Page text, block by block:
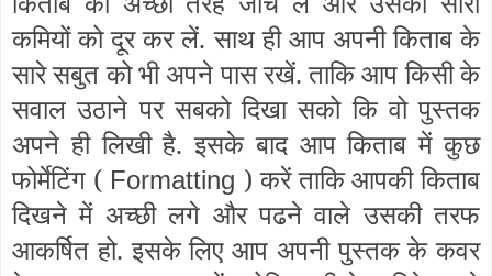
कमियों को दूर कर लें. साथ ही आप अपनी किताब के
सारे सबुत को भी अपने पास रखें. ताकि आप किसी के
सवाल उठाने पर सबको दिखा सको कि वो पुस्तक
अपने ही लिखी है. इसके बाद आप किताब में कुछ
फोर्मेटिंग (Formatting) करें ताकि आपकी किताब
दिखने में अच्छी लगे और पढने वाले उसकी तरफ
आकर्षित हो. इसके लिए आप अपनी पुस्तक के कवर